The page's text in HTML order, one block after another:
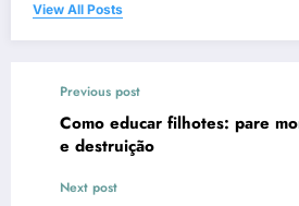
View All Posts
Previous post
Como educar filhotes: pare
e destruição
Next post